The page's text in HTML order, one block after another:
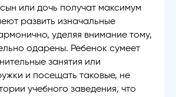
или дочь получат максимум
развить изначальные
уделяя внимание тому,
одарены. Ребенок сумеет
занятия или
и посещать таковые, не
учебного заведения, что